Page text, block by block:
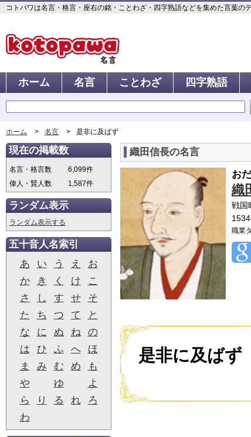
コトパワは名言・格言・座右の銘・ことわざ・四字熟語などを集めた言葉の
ホーム 名言 ことわざ 四字熟語
ホーム 名言 是非に及ばず
織田信長の名言
お
織
戦国
職業
是非に及ばず
現在の掲載数
名言・格言数
6,099件
偉人・賢人数
1,587件
ランダム表示
ランダム表示する
五十音人名索引
あ
い う え
お
か
き く け
こ
さ
し す せ
そ
た
ち つ て
と
な
に ぬ ね
の
は
ひ ふ へ
ほ
ま
み む め
も
や
ゆ
よ
ら
り る れ
ろ
わ